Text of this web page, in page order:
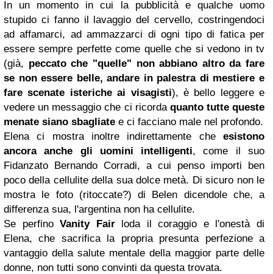
In un momento in cui la pubblicità e qualche uomo
stupido ci fanno il lavaggio del cervello, costringendoci
ad affamarci, ad ammazzarci di ogni tipo di fatica per
essere sempre perfette come quelle che si vedono in tv
(già, peccato che "quelle" non abbiano altro da fare
se non essere belle, andare in palestra di mestiere e
fare scenate isteriche ai visagisti), è bello leggere e
vedere un messaggio che ci ricorda quanto tutte queste
menate siano sbagliate e ci facciano male nel profondo.
Elena ci mostra inoltre indirettamente che esistono
ancora anche gli uomini intelligenti, come il suo
Fidanzato Bernando Corradi, a cui penso importi ben
poco della cellulite della sua dolce metà. Di sicuro non le
mostra le foto (ritoccate?) di Belen dicendole che, a
differenza sua, l'argentina non ha cellulite.
Se perfinoVanity Fairloda il coraggio e l'onestà di
Elena, che sacrifica la propria presunta perfezione a
vantaggio della salute mentale della maggior parte delle
donne, non tutti sono convinti da questa trovata.